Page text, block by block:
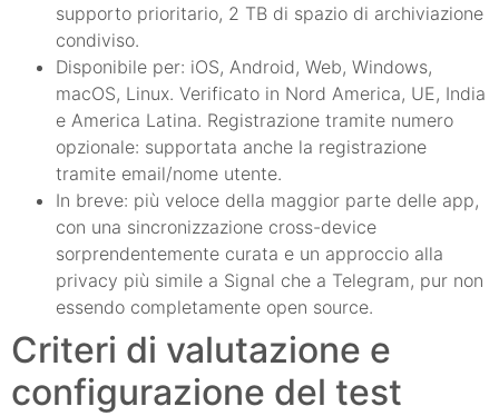
supporto prioritario, 2 TB di spazio di archiviazione
condiviso.
Disponibile per: iOS, Android, Web, Windows,
macOS, Linux. Verificato in Nord America, UE, India
e America Latina. Registrazione tramite numero
opzionale: supportata anche la registrazione
tramite email/nome utente.
In breve: più veloce della maggior parte delle app,
con una sincronizzazione cross-device
sorprendentemente curata e un approccio alla
privacy più simile a Signal che a Telegram, pur non
essendo completamente open source.
Criteri di valutazione e
configurazione del test